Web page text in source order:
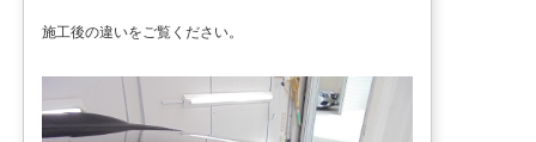
施工後の違いをご覧ください。